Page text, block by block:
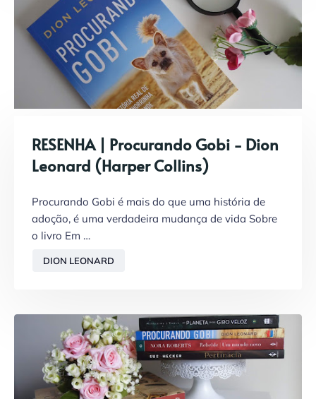
RESENHA | Procurando Gobi - Dion
Leonard (Harper Collins)
Procurando Gobi é mais do que uma história de
adoção, é uma verdadeira mudança de vida Sobre
o livro Em …
DION LEONARD